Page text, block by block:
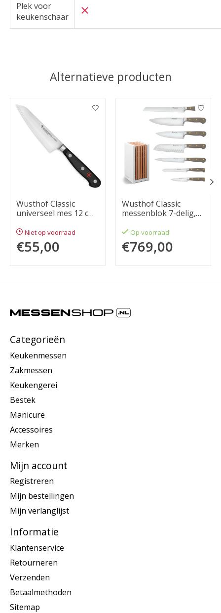
Plek voor
keukenschaar
Alternatieve producten
Items van productcarrousel
Wusthof Classic
universeel mes 12 cm,
Niet op voorraad
€55,00
Wusthof Classic
messenblok 7-delig,
Op voorraad
€769,00
Categorieën
Keukenmessen
Zakmessen
Keukengerei
Bestek
Manicure
Accessoires
Merken
Mijn account
Registreren
Mijn bestellingen
Mijn verlanglijst
Informatie
Klantenservice
Retourneren
Verzenden
Betaalmethoden
Sitemap